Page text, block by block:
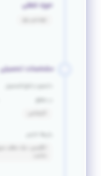
حوزه شغلی
مشخصات تحصیلی